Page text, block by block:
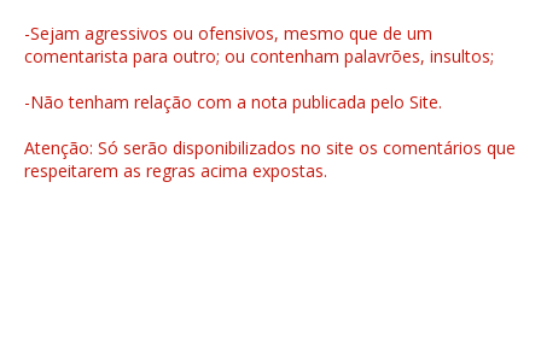
-Sejam agressivos ou ofensivos, mesmo que de um
comentarista para outro; ou contenham palavrões, insultos;
-Não tenham relação com a nota publicada pelo Site.
Atenção: Só serão disponibilizados no site os comentários que
respeitarem as regras acima expostas.